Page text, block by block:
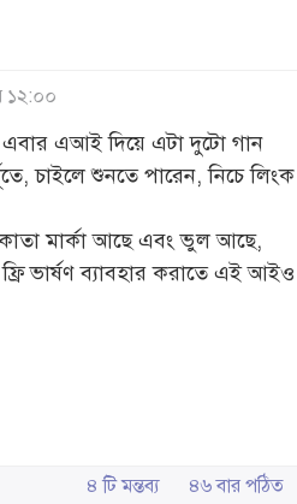
১২:০০
এআই দিয়ে এটা দুটো গান
চাইলে শুনতে পারেন, নিচে লিংক
মার্কা আছে এবং ভুল আছে,
ভার্ষণ ব্যাবহার করাতে এই আইও
৪ টি মন্তব্য ৪৬ বার পঠিত